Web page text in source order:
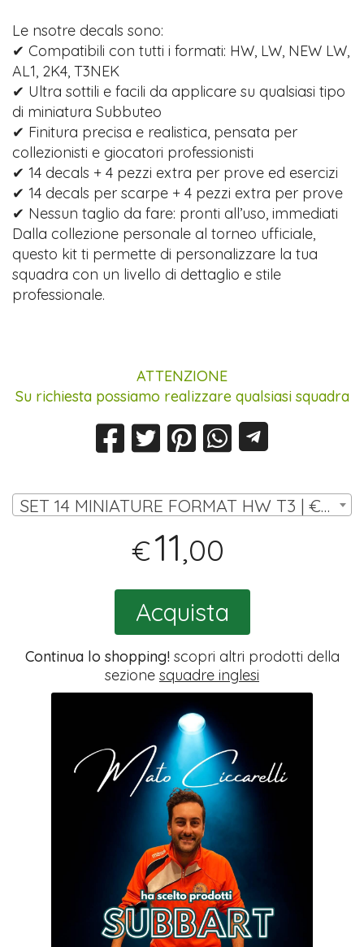
Le nsotre decals sono:
✔ Compatibili con tutti i formati: HW, LW, NEW LW,
AL1, 2K4, T3NEK
✔ Ultra sottili e facili da applicare su qualsiasi tipo
di miniatura Subbuteo
✔ Finitura precisa e realistica, pensata per
collezionisti e giocatori professionisti
✔ 14 decals + 4 pezzi extra per prove ed esercizi
✔ 14 decals per scarpe + 4 pezzi extra per prove
✔ Nessun taglio da fare: pronti all’uso, immediati
Dalla collezione personale al torneo ufficiale,
questo kit ti permette di personalizzare la tua
squadra con un livello di dettaglio e stile
professionale.
ATTENZIONE
Su richiesta possiamo realizzare qualsiasi squadra
SET 14 MINIATURE FORMAT HW T3 | € 11,00
€11,00
Acquista
Continua lo shopping!scopri altri prodotti della
sezione squadre inglesi